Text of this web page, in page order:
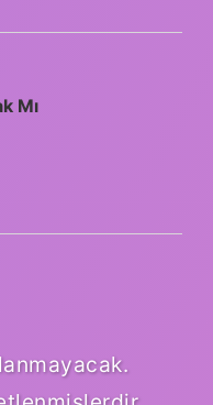
Mı